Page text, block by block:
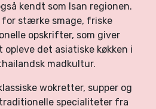
kendt som Isan regionen.
stærke smage, friske
opskrifter, som giver
det asiatiske køkken i
madkultur.
wokretter, supper og
specialiteter fra